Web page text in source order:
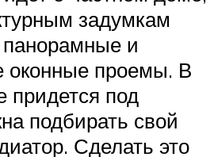
задумкам
и
оконные проемы. В
придется под
подбирать свой
Сделать это